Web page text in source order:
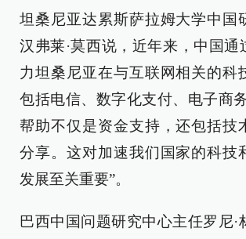
坦桑尼亚达累斯萨拉姆大学中国
汉弗莱·莫西说，近年来，中国通
力坦桑尼亚在与互联网相关的科
包括电信、数字化支付、电子商
帮助不仅是资金支持，还包括技
分享。这对加速我们国家的科技
发展至关重要”。
巴西中国问题研究中心主任罗尼·